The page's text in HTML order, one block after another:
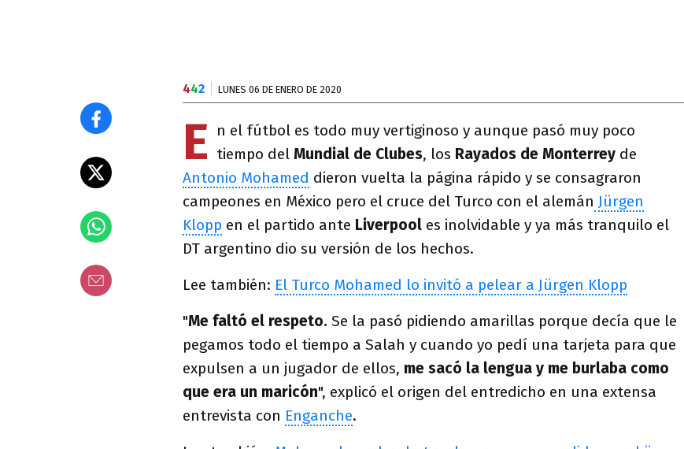
442 LUNES 06 DE ENERO DE 2020
E
n el fútbol es todo muy vertiginoso y aunque pasó muy poco
tiempo del Mundial de Clubes, los Rayados de Monterrey de
Antonio Mohamed dieron vuelta la página rápido y se consagraron
campeones en México pero el cruce del Turco con el alemán Jürgen
Klopp en el partido ante Liverpool es inolvidable y ya más tranquilo el
DT argentino dio su versión de los hechos.
Lee también: El Turco Mohamed lo invitó a pelear a Jürgen Klopp
"Me faltó el respeto. Se la pasó pidiendo amarillas porque decía que le
pegamos todo el tiempo a Salah y cuando yo pedí una tarjeta para que
expulsen a un jugador de ellos, me sacó la lengua y me burlaba como
que era un maricón", explicó el origen del entredicho en una extensa
entrevista con Enganche.